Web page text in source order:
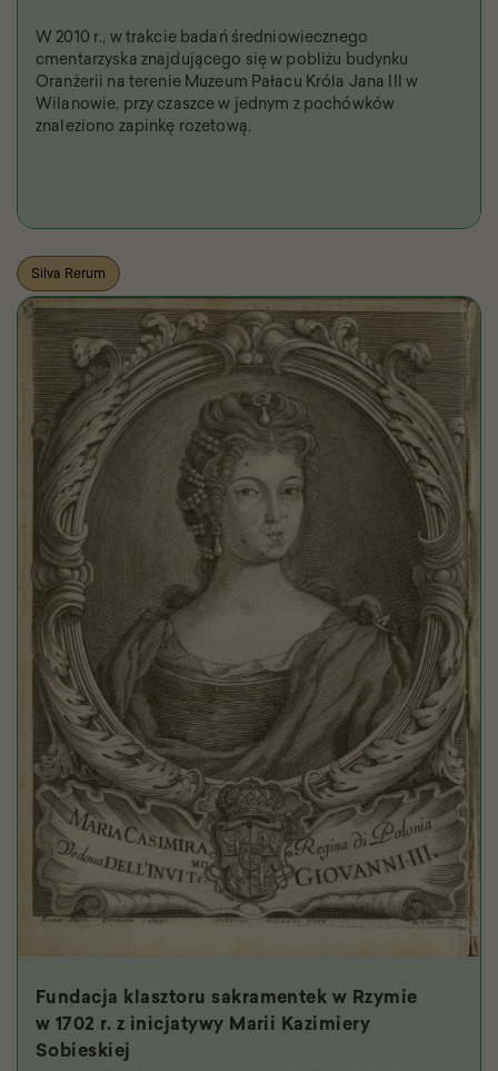
W 2010 r., w trakcie badań średniowiecznego
cmentarzyska znajdującego się w pobliżu budynku
Oranżerii na terenie Muzeum Pałacu Króla Jana III w
Wilanowie, przy czaszce w jednym z pochówków
znaleziono zapinkę rozetową.
Silva Rerum
Fundacja klasztoru sakramentek w Rzymie
w 1702 r. z inicjatywy Marii Kazimiery
Sobieskiej